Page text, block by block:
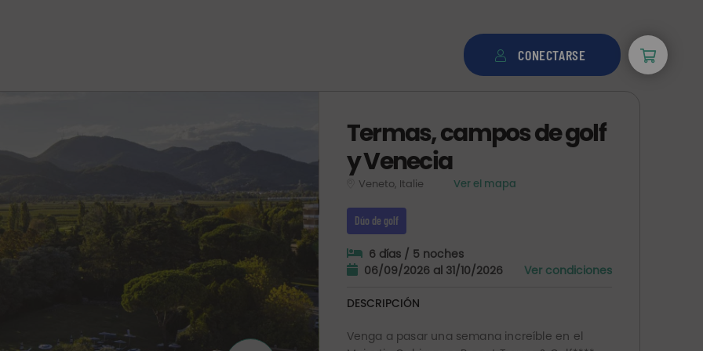
CONECTARSE
Termas, campos de golf
y Venecia
Veneto, Italie Ver el mapa
Dúo de golf
6 días / 5 noches
06/09/2026 al 31/10/2026
Ver condiciones
DESCRIPCIÓN
Venga a pasar una semana increíble en el